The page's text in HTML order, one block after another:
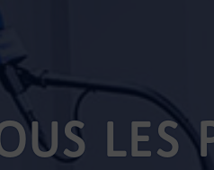
LES